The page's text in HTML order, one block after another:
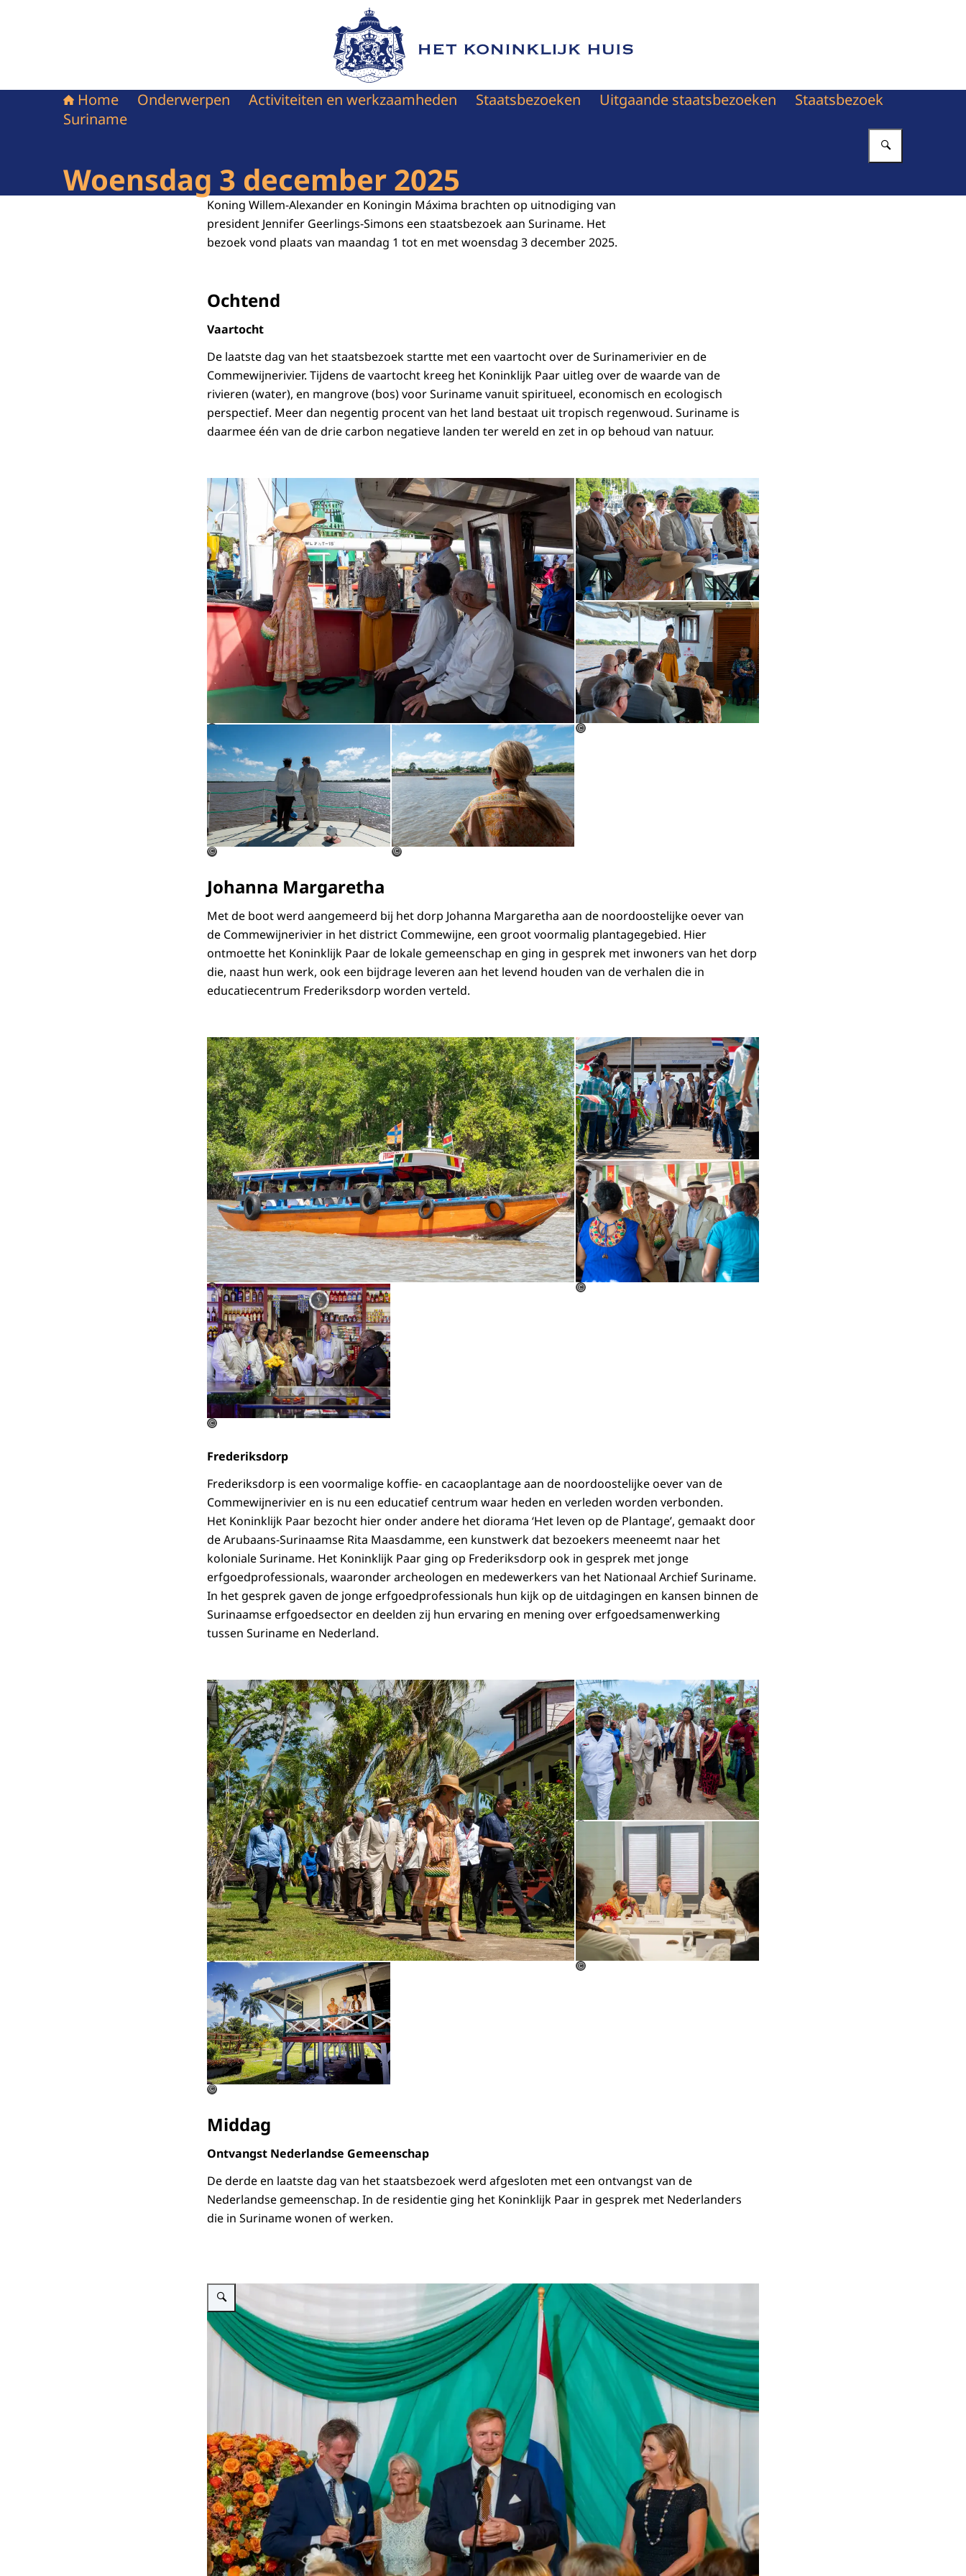
Naar de homepage van Het Koninklijk Huis
Home Onderwerpen Activiteiten en werkzaamheden Staatsbezoeken Uitgaande staatsbezoeken
Staatsbezoek
Suriname
Woensdag 3 december 2025
Koning Willem-Alexander en Koningin Máxima brachten op uitnodiging van
president Jennifer Geerlings-Simons een staatsbezoek aan Suriname. Het
bezoek vond plaats van maandag 1 tot en met woensdag 3 december 2025.
Ochtend
Vaartocht
De laatste dag van het staatsbezoek startte met een vaartocht over de Surinamerivier en de
Commewijnerivier. Tijdens de vaartocht kreeg het Koninklijk Paar uitleg over de waarde van de
rivieren (water), en mangrove (bos) voor Suriname vanuit spiritueel, economisch en ecologisch
perspectief. Meer dan negentig procent van het land bestaat uit tropisch regenwoud. Suriname is
daarmee één van de drie carbon negatieve landen ter wereld en zet in op behoud van natuur.
Open de galerij in vergrote weergave
©
Open de galerij in vergrote weergave
© Open de galerij in vergrote weergave
©
Open de galerij in vergrote weergave
©
Open de galerij in vergrote weergave
©
Johanna Margaretha
Met de boot werd aangemeerd bij het dorp Johanna Margaretha aan de noordoostelijke oever van
de Commewijnerivier in het district Commewijne, een groot voormalig plantagegebied. Hier
ontmoette het Koninklijk Paar de lokale gemeenschap en ging in gesprek met inwoners van het dorp
die, naast hun werk, ook een bijdrage leveren aan het levend houden van de verhalen die in
educatiecentrum Frederiksdorp worden verteld.
Open de galerij in vergrote weergave
©
Open de galerij in vergrote weergave
© Open de galerij in vergrote weergave
©
Open de galerij in vergrote weergave
©
Frederiksdorp
Frederiksdorp is een voormalige koffie- en cacaoplantage aan de noordoostelijke oever van de
Commewijnerivier en is nu een educatief centrum waar heden en verleden worden verbonden.
Het Koninklijk Paar bezocht hier onder andere het diorama ‘Het leven op de Plantage’, gemaakt door
de Arubaans-Surinaamse Rita Maasdamme, een kunstwerk dat bezoekers meeneemt naar het
koloniale Suriname. Het Koninklijk Paar ging op Frederiksdorp ook in gesprek met jonge
erfgoedprofessionals, waaronder archeologen en medewerkers van het Nationaal Archief Suriname.
In het gesprek gaven de jonge erfgoedprofessionals hun kijk op de uitdagingen en kansen binnen de
Surinaamse erfgoedsector en deelden zij hun ervaring en mening over erfgoedsamenwerking
tussen Suriname en Nederland.
Open de galerij in vergrote weergave
©
Open de galerij in vergrote weergave
© Open de galerij in vergrote weergave
©
Open de galerij in vergrote weergave
©
Middag
Ontvangst Nederlandse Gemeenschap
De derde en laatste dag van het staatsbezoek werd afgesloten met een ontvangst van de
Nederlandse gemeenschap. In de residentie ging het Koninklijk Paar in gesprek met Nederlanders
die in Suriname wonen of werken.
Vergroot afbeelding Staatsbezoek Suriname Koninklijk Paar